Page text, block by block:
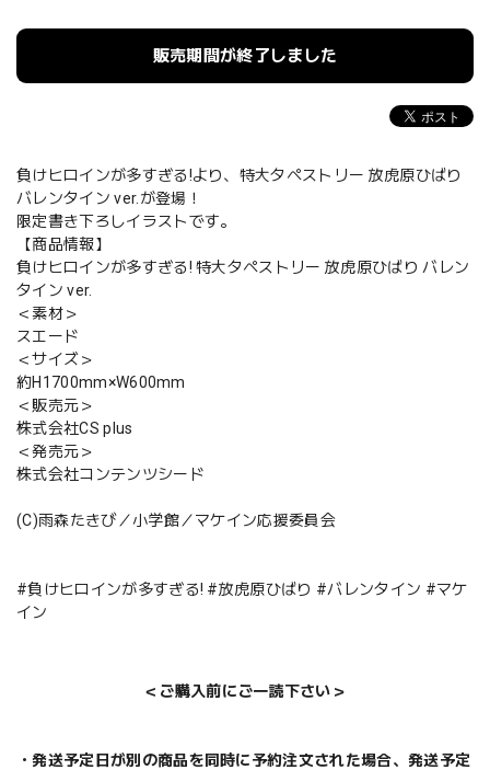
販売期間が終了しました
負けヒロインが多すぎる!より、特大タペストリー 放虎原ひばり
バレンタイン ver.が登場！
限定書き下ろしイラストです。
【商品情報】
負けヒロインが多すぎる! 特大タペストリー 放虎原ひばり バレン
タイン ver.
＜素材＞
スエード
＜サイズ＞
約H1700mm×W600mm
＜販売元＞
株式会社CS plus
＜発売元＞
株式会社コンテンツシード
(C)雨森たきび／小学館／マケイン応援委員会
#負けヒロインが多すぎる! #放虎原ひばり #バレンタイン #マケ
イン
＜ご購入前にご一読下さい＞
・発送予定日が別の商品を同時に予約注文された場合、発送予定